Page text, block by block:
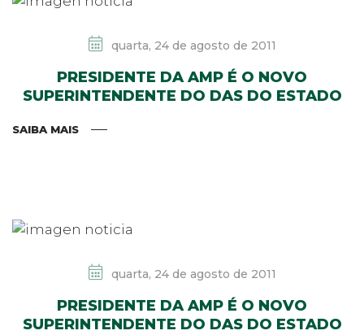
quarta, 24 de agosto de 2011
PRESIDENTE DA AMP É O NOVO
SUPERINTENDENTE DO DAS DO ESTADO
SAIBA MAIS
quarta, 24 de agosto de 2011
PRESIDENTE DA AMP É O NOVO
SUPERINTENDENTE DO DAS DO ESTADO